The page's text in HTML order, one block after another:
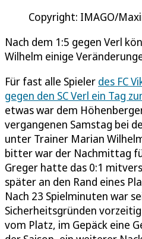
Copyright: IMAGO/
Nach dem 1:5 gegen Verl
Wilhelm einige
Für fast alle Spieler des FC
gegen den SC Verl ein Tag
etwas war dem
vergangenen Samstag bei
unter Trainer Marian
bitter war der Nachmittag
Greger hatte das 0:1
später an den Rand eines
Nach 23 Spielminuten war
Sicherheitsgründen
vom Platz, im Gepäck eine